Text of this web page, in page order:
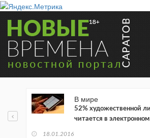
В мире
52% художественной
читается в
18.01.2016